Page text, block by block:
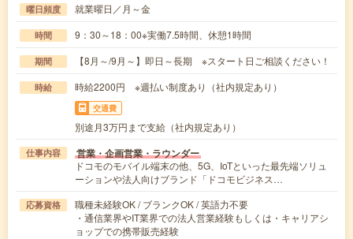
曜日頻度 就業曜日／月～金
時間 9：30～18：00※実働7.5時間、休憩1時間
期間 【8月～/9月～】即日～長期 ※スタート日ご相談ください！
時給 時給2200円 ※週払い制度あり（社内規定あり）
交通費
別途月3万円まで支給（社内規定あり）
仕事内容 営業・企画営業・ラウンダー
ドコモのモバイル端末の他、5G、IoTといった最先端ソリュ
ーションや法人向けブランド「ドコモビジネス…
応募資格
職種未経験OK / ブランクOK / 英語力不要
・通信業界やIT業界での法人営業経験もしくは・キャリアシ
ョップでの携帯販売経験